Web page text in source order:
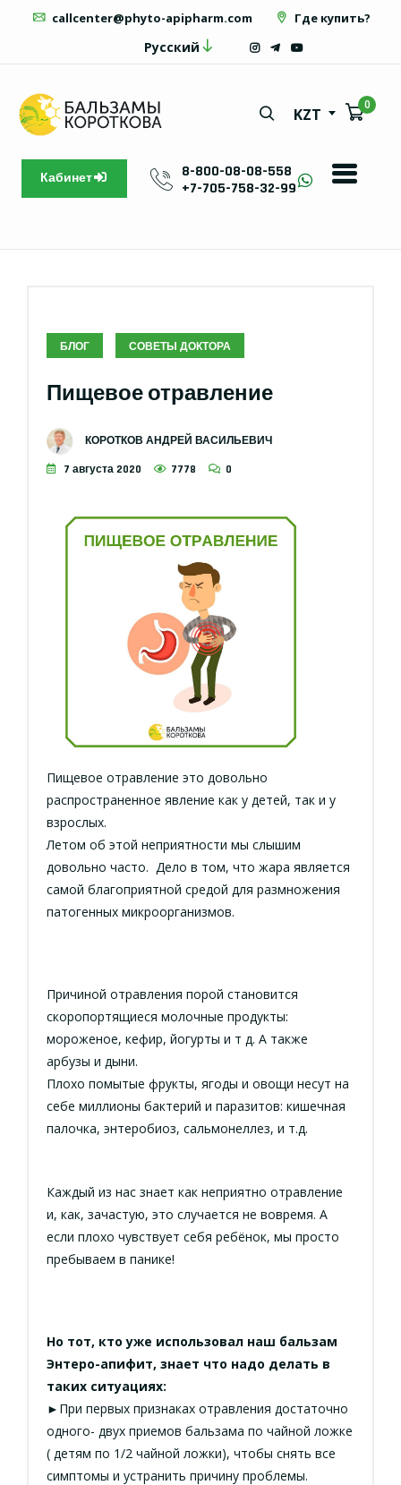
callcenter@phyto-apipharm.com Где купить?
Русский
KZT
0
Кабинет
8-800-08-08-558
+7-705-758-32-99
БЛОГ СОВЕТЫ ДОКТОРА
Пищевое отравление
КОРОТКОВ АНДРЕЙ ВАСИЛЬЕВИЧ
7 августа 2020 7778 0
Пищевое отравление это довольно
распространенное явление как у детей, так и у
взрослых.
Летом об этой неприятности мы слышим
довольно часто. Дело в том, что жара является
самой благоприятной средой для размножения
патогенных микроорганизмов.
Причиной отравления порой становится
скоропортящиеся молочные продукты:
мороженое, кефир, йогурты и т д. А также
арбузы и дыни.
Плохо помытые фрукты, ягоды и овощи несут на
себе миллионы бактерий и паразитов: кишечная
палочка, энтеробиоз, сальмонеллез, и т.д.
Каждый из нас знает как неприятно отравление
и, как, зачастую, это случается не вовремя. А
если плохо чувствует себя ребёнок, мы просто
пребываем в панике!
Но тот, кто уже использовал наш бальзам
Энтеро-апифит, знает что надо делать в
таких ситуациях:
►При первых признаках отравления достаточно
одного- двух приемов бальзама по чайной ложке
( детям по 1/2 чайной ложки), чтобы снять все
симптомы и устранить причину проблемы.